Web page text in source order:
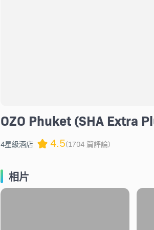
OZO Phuket (SHA Extra
4星級酒店 4.5(1704 篇評論)
相片